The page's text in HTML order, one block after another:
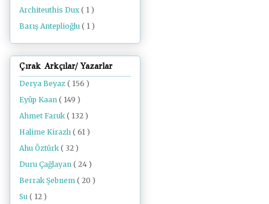
Architeuthis Dux ( 1 )
Barış Anteplioğlu ( 1 )
Çırak Arkçılar/ Yazarlar
Derya Beyaz ( 156 )
Eyüp Kaan ( 149 )
Ahmet Faruk ( 132 )
Halime Kirazlı ( 61 )
Ahu Öztürk ( 32 )
Duru Çağlayan ( 24 )
Berrak Şebnem ( 20 )
Su ( 12 )